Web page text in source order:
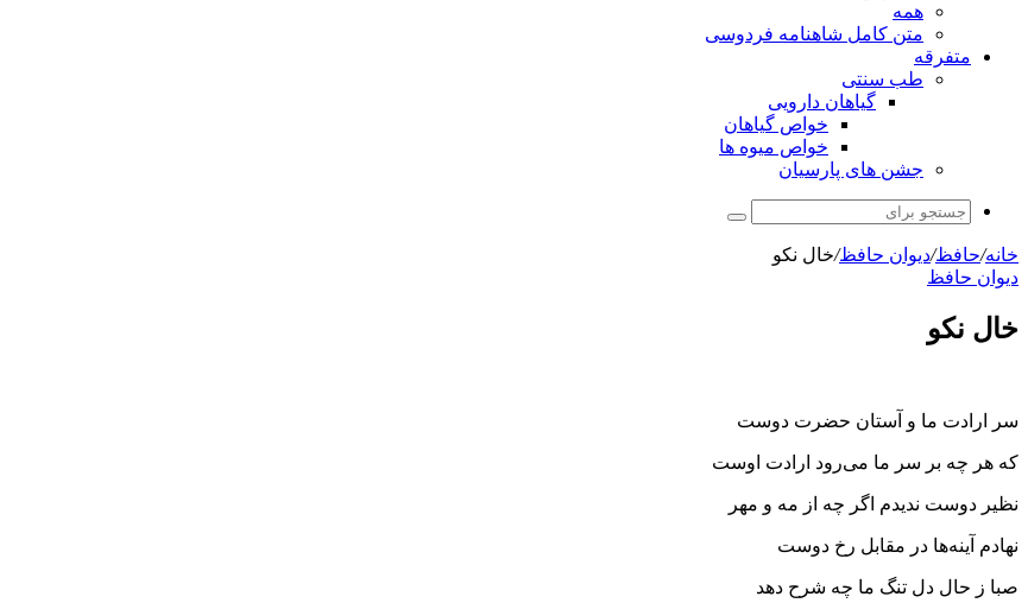
همه
متن کامل شاهنامه فردوسی
متفرقه
طب سنتی
گیاهان دارویی
خواص گیاهان
خواص میوه ها
جشن های پارسیان
جستجو
خانه/حافظ/دیوان حافظ/خال نکو
دیوان حافظ
خال نکو
سر ارادت ما و آستان حضرت دوست
که هر چه بر سر ما می‌رود ارادت اوست
نظیر دوست ندیدم اگر چه از مه و مهر
نهادم آینه‌ها در مقابل رخ دوست
صبا ز حال دل تنگ ما چه شرح دهد